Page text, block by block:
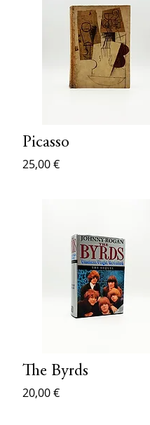
Picasso
25,00 €
The Byrds
20,00 €